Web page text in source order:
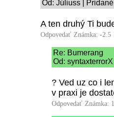
Od: Júliuss |
A ten druhý Ti
Odpovedať Známka: -2.5
Re: Bumerang
Od:
? Ved uz co i
v praxi je
Odpovedať Známka: